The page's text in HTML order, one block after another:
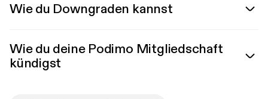
Wie du Downgraden kannst
Wie du deine Podimo Mitgliedschaft
kündigst